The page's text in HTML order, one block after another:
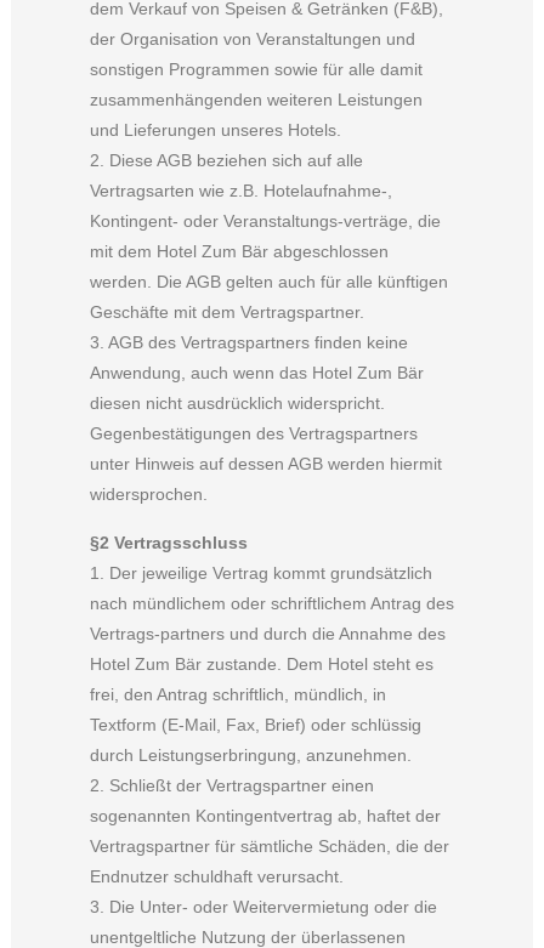
dem Verkauf von Speisen & Getränken (F&B),
der Organisation von Veranstaltungen und
sonstigen Programmen sowie für alle damit
zusammenhängenden weiteren Leistungen
und Lieferungen unseres Hotels.
2. Diese AGB beziehen sich auf alle
Vertragsarten wie z.B. Hotelaufnahme-,
Kontingent- oder Veranstaltungs-verträge, die
mit dem Hotel Zum Bär abgeschlossen
werden. Die AGB gelten auch für alle künftigen
Geschäfte mit dem Vertragspartner.
3. AGB des Vertragspartners finden keine
Anwendung, auch wenn das Hotel Zum Bär
diesen nicht ausdrücklich widerspricht.
Gegenbestätigungen des Vertragspartners
unter Hinweis auf dessen AGB werden hiermit
widersprochen.
§2 Vertragsschluss
1. Der jeweilige Vertrag kommt grundsätzlich
nach mündlichem oder schriftlichem Antrag des
Vertrags-partners und durch die Annahme des
Hotel Zum Bär zustande. Dem Hotel steht es
frei, den Antrag schriftlich, mündlich, in
Textform (E-Mail, Fax, Brief) oder schlüssig
durch Leistungserbringung, anzunehmen.
2. Schließt der Vertragspartner einen
sogenannten Kontingentvertrag ab, haftet der
Vertragspartner für sämtliche Schäden, die der
Endnutzer schuldhaft verursacht.
3. Die Unter- oder Weitervermietung oder die
unentgeltliche Nutzung der überlassenen